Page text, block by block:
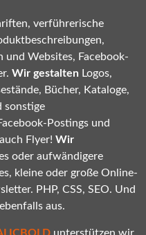
verführerische
Websites, Facebook-
Wir gestalten Logos,
Bücher, Kataloge,
sonstige
Postings und
Flyer! Wir
oder aufwändigere
kleine oder große Online-
PHP, CSS, SEO. Und
aus.
unterstützen wir